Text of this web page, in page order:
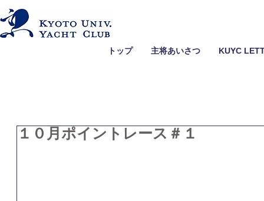
トップ 主将あいさつ KUYC
１０月ポイントレース＃１